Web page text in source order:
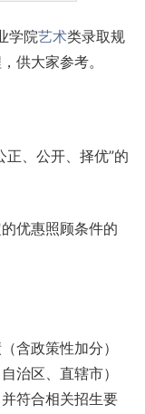
学院艺术类录取规
供大家参考。
、公开、择优”的
优惠照顾条件的
含政策性加分）
治区、直辖市）
符合相关招生要